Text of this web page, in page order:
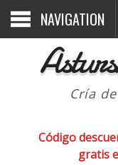
NAVIGATION
Cría
Código
gratis